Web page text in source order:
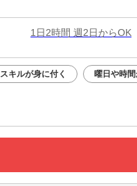
1日2時間 週2日からOK
スキルが身に付く 曜日や時